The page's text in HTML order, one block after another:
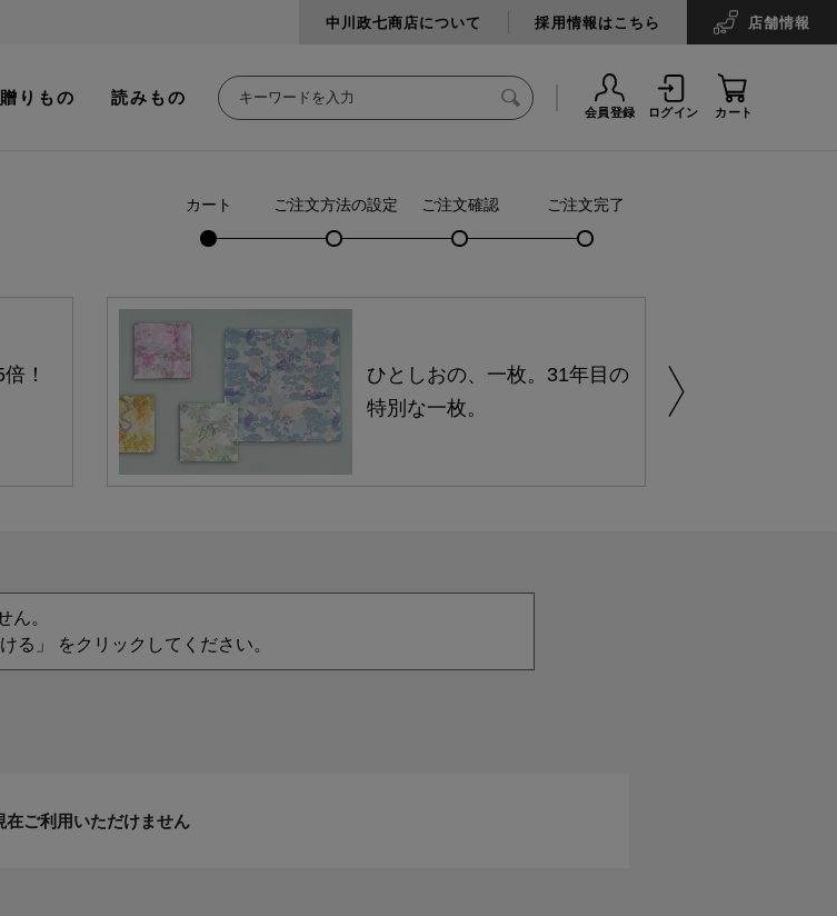
中川政七商店について 採用情報はこちら 店舗情報
贈りもの 読みもの
会員登録 ログイン カート
カート ご注文方法の設定 ご注文確認 ご注文完了
！
ひとしおの、一枚。31年目の
特別な一枚。
ん。
る」 をクリックしてください。
在ご利用いただけません